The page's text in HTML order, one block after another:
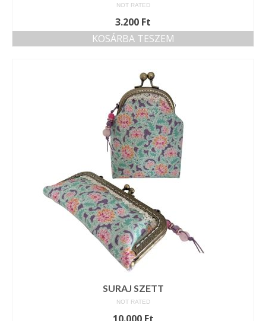
NOT RATED
3.200 Ft
KOSÁRBA TESZEM
SURAJ SZETT
NOT RATED